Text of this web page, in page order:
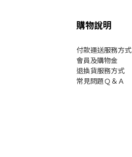
購物說明
付款運送服務方式
會員及購物金
退換貨服務方式
常見問題Ｑ＆Ａ